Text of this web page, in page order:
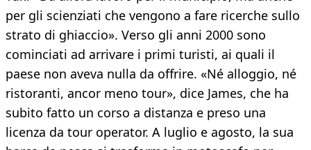
per gli scienziati che vengono a fare ricerche sullo
strato di ghiaccio». Verso gli anni 2000 sono
cominciati ad arrivare i primi turisti, ai quali il
paese non aveva nulla da offrire. «Né alloggio, né
ristoranti, ancor meno tour», dice James, che ha
subito fatto un corso a distanza e preso una
licenza da tour operator. A luglio e agosto, la sua